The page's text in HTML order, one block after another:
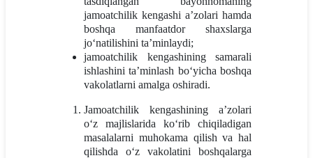
jamoatchilik kengashi a’zolari hamda
boshqa manfaatdor shaxslarga
jo‘natilishini ta’minlaydi;
jamoatchilik kengashining samarali
ishlashini ta’minlash bo‘yicha boshqa
vakolatlarni amalga oshiradi.
Jamoatchilik kengashining a’zolari
o‘z majlislarida ko‘rib chiqiladigan
masalalarni muhokama qilish va hal
qilishda o‘z vakolatini boshqalarga